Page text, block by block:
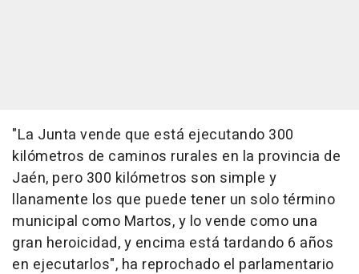
"La Junta vende que está ejecutando 300
kilómetros de caminos rurales en la provincia de
Jaén, pero 300 kilómetros son simple y
llanamente los que puede tener un solo término
municipal como Martos, y lo vende como una
gran heroicidad, y encima está tardando 6 años
en ejecutarlos", ha reprochado el parlamentario